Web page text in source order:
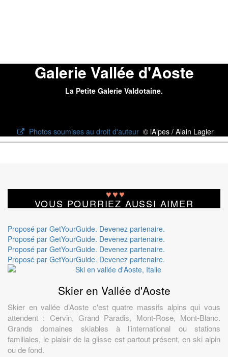
Galerie Vallée d'Aoste
La Petite Galerie Valdotaine.
Photos soumises au droit d'auteur© iAlpes / Alain Lagier
♥♥♥
VOUS POURRIEZ AUSSI AIMER
Proposé par GetYourGuide. Devenez partenaire.
Proposé par GetYourGuide. Devenez partenaire.
Proposé par GetYourGuide. Devenez partenaire.
Proposé par GetYourGuide. Devenez partenaire.
Skier en Vallée d'Aoste
Skier en vallée d’Aoste c'est quatre massifs alpins qui vous
attendent : Cervin, Grand Paradis, Mont-Rose, Mont-Blanc.
Grands domaines skiables à l’international ou stations
familiales, le plaisir de la glisse est partout présent, en ski alpin
ou de fond.